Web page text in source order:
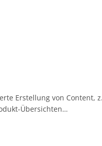
Erstellung von Content,
Übersichten…